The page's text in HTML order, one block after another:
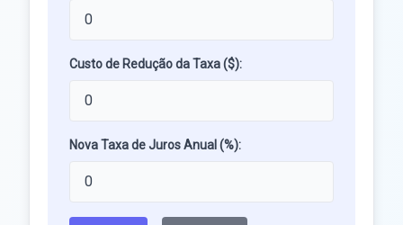
Custo de Redução da Taxa ($):
Nova Taxa de Juros Anual (%):